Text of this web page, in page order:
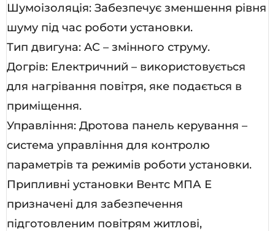
Шумоізоляція: Забезпечує зменшення рівня
шуму під час роботи установки.
Тип двигуна: AC – змінного струму.
Догрів: Електричний – використовується
для нагрівання повітря, яке подається в
приміщення.
Управління: Дротова панель керування –
система управління для контролю
параметрів та режимів роботи установки.
Припливні установки Вентс МПА Е
призначені для забезпечення
підготовленим повітрям житлові,